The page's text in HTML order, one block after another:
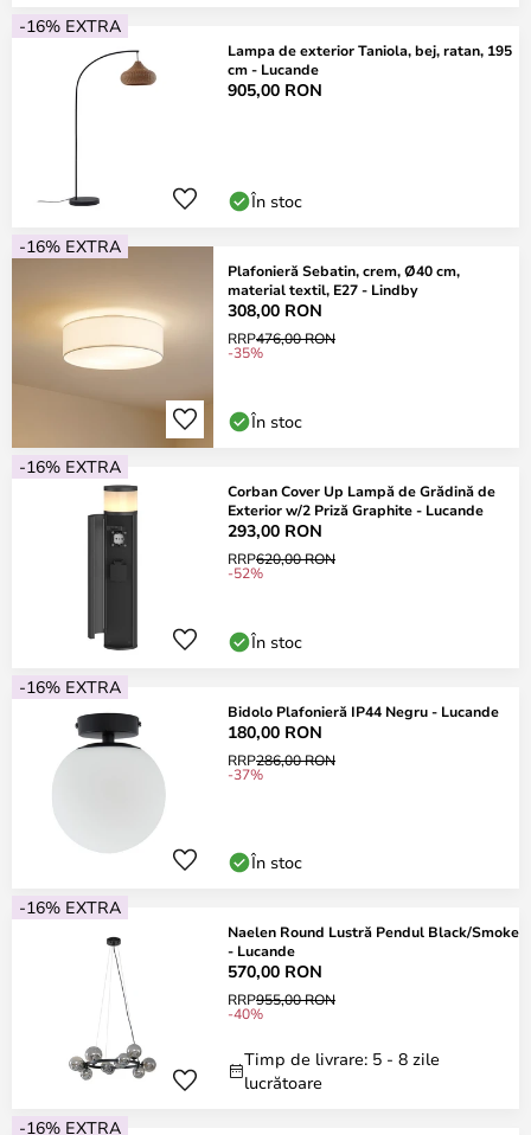
-16% EXTRA
Lampa de exterior Taniola, bej, ratan, 195
cm - Lucande
905,00 RON
În stoc
-16% EXTRA
Plafonieră Sebatin, crem, Ø40 cm,
material textil, E27 - Lindby
308,00 RON
RRP476,00 RON
-35%
În stoc
-16% EXTRA
Corban Cover Up Lampă de Grădină de
Exterior w/2 Priză Graphite - Lucande
293,00 RON
RRP620,00 RON
-52%
În stoc
-16% EXTRA
Bidolo Plafonieră IP44 Negru - Lucande
180,00 RON
RRP286,00 RON
-37%
În stoc
-16% EXTRA
Naelen Round Lustră Pendul Black/Smoke
- Lucande
570,00 RON
RRP955,00 RON
-40%
Timp de livrare: 5 - 8 zile
lucrătoare
-16% EXTRA